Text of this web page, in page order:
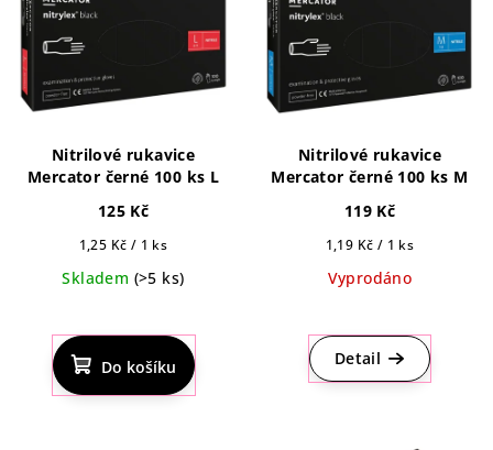
Nitrilové rukavice
Mercator černé 100 ks L
125 Kč
Měrná
1,25 Kč / 1 ks
Skladem (>5 ks)
hodnocení
produktu
je
5,0
Do košíku
Nitrilové rukavice
Mercator černé 100 ks M
119 Kč
Měrná
1,19 Kč / 1 ks
Vyprodáno
hodnocení
produktu
je
Detail